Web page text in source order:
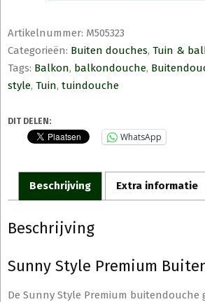
grijs
aantal
Artikelnummer: M505323
Categorieën: Buiten douches, Tuin &
Tags: Balkon, balkondouche,
style, Tuin, tuindouche
DIT DELEN:
WhatsApp
Beschrijving Extra informatie
Beschrijving
Sunny Style Premium
De Sunny Style Premium buitendouche